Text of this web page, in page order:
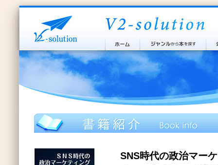
SNS時代の政治マー